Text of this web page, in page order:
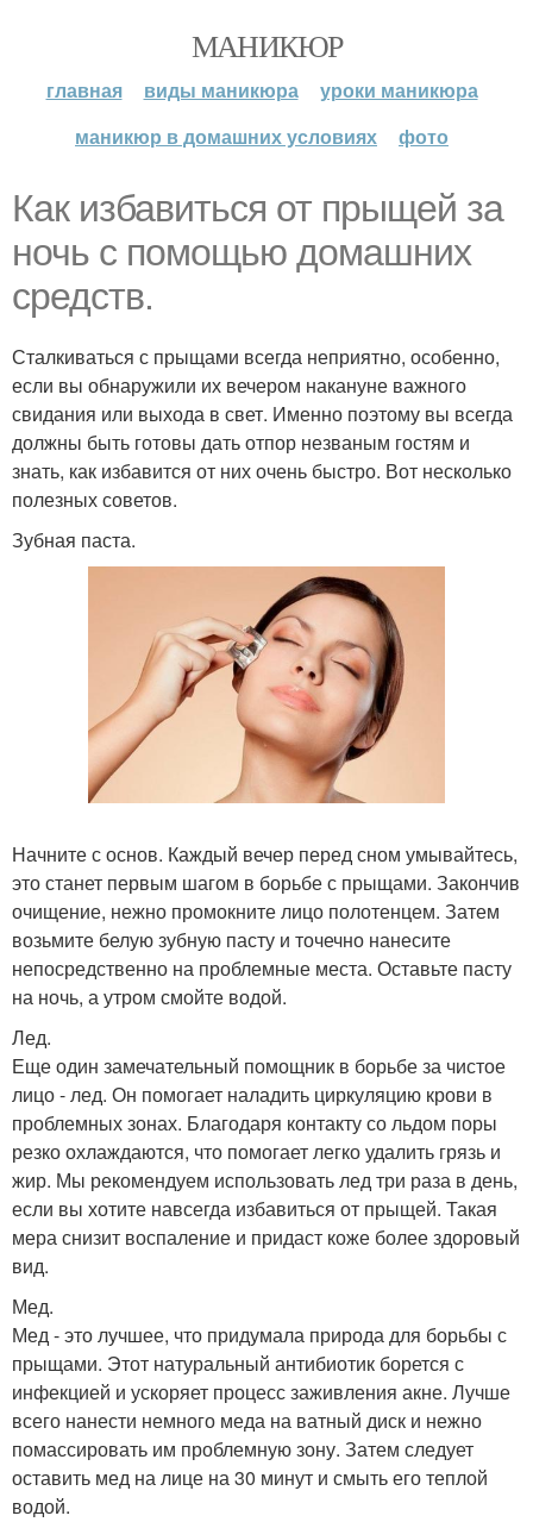
МАНИКЮР
главная виды маникюра
уроки маникюра
маникюр в домашних условиях
фото
Как избавиться от прыщей за
ночь с помощью домашних
средств.
Сталкиваться с прыщами всегда неприятно, особенно,
если вы обнаружили их вечером накануне важного
свидания или выхода в свет. Именно поэтому вы всегда
должны быть готовы дать отпор незваным гостям и
знать, как избавится от них очень быстро. Вот несколько
полезных советов.
Зубная паста.
Начните с основ. Каждый вечер перед сном умывайтесь,
это станет первым шагом в борьбе с прыщами. Закончив
очищение, нежно промокните лицо полотенцем. Затем
возьмите белую зубную пасту и точечно нанесите
непосредственно на проблемные места. Оставьте пасту
на ночь, а утром смойте водой.
Лед.
Еще один замечательный помощник в борьбе за чистое
лицо - лед. Он помогает наладить циркуляцию крови в
проблемных зонах. Благодаря контакту со льдом поры
резко охлаждаются, что помогает легко удалить грязь и
жир. Мы рекомендуем использовать лед три раза в день,
если вы хотите навсегда избавиться от прыщей. Такая
мера снизит воспаление и придаст коже более здоровый
вид.
Мед.
Мед - это лучшее, что придумала природа для борьбы с
прыщами. Этот натуральный антибиотик борется с
инфекцией и ускоряет процесс заживления акне. Лучше
всего нанести немного меда на ватный диск и нежно
помассировать им проблемную зону. Затем следует
оставить мед на лице на 30 минут и смыть его теплой
водой.